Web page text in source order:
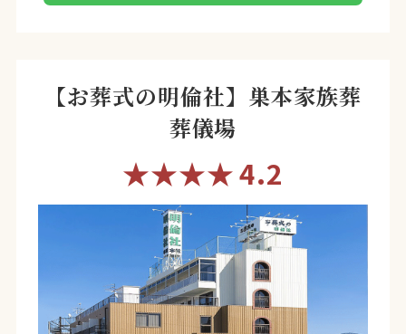
【お葬式の明倫社】巣本家族葬
葬儀場
★★★★4.2